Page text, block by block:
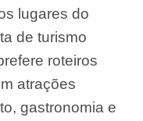
lugares do
de turismo
roteiros
atrações
gastronomia e